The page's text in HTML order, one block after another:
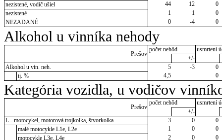
nezistené, vodič ušiel
44 12
0
nezistené
1 1
0
NEZADANÉ
0 -4 0
Alkohol u vinníka nehody
Prešov
počet nehôd
usmrtení
+/-
Alkohol u vin. neh.
5 -3
0
tj. %
4,5 0
Kategória vozidla, u vodičov
Prešov
počet nehôd
usmrtení
+/-
L - motocykel, motorová trojkolka, štvorkolka
3 0
0
malé motocykle L1e, L2e
1 0
0
motocykle L3e, L4e
2 0
0